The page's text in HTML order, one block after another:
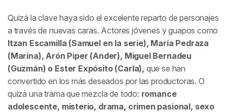
Quizá la clave haya sido el excelente reparto de personajes
a través de nuevas caras. Actores jóvenes y guapos como
Itzan Escamilla (Samuel en la serie), María Pedraza
(Marina), Arón Piper (Ander), Miguel Bernadeu
(Guzmán) o Ester Expósito (Carla), que se han
convertido en los más deseados por las productoras. O
quizá una trama que mezcla de todo: romance
adolescente, misterio, drama, crimen pasional, sexo